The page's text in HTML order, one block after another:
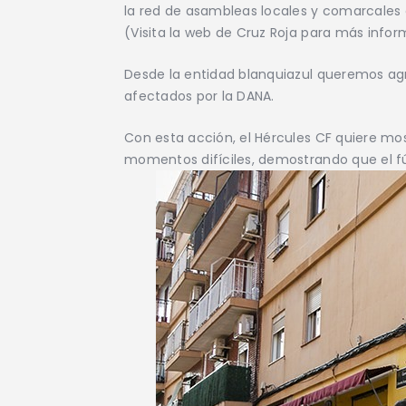
la red de asambleas locales y
(Visita la web de Cruz Roja para más
Desde la entidad blanquiazul queremos
afectados por la DANA.
Con esta acción, el Hércules CF quiere
momentos difíciles, demostrando que el